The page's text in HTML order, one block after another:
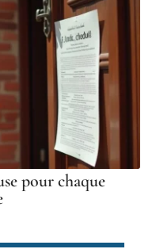
pour chaque